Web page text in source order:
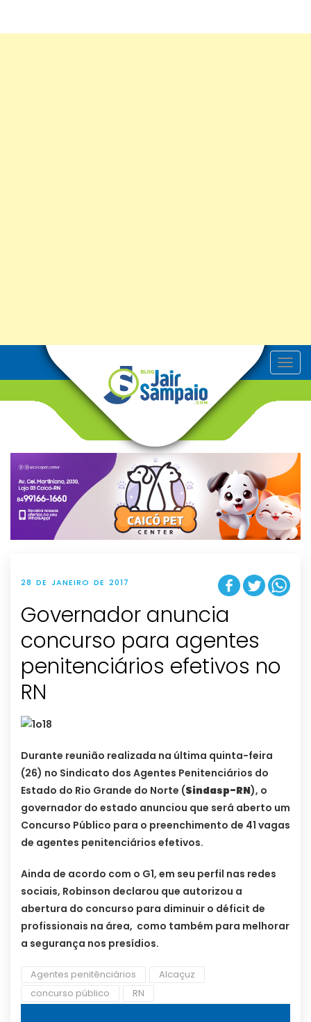
T
o
v
g
t
i
o
n
28 DE JANEIRO DE 2017
Governador anuncia
concurso para agentes
penitenciários efetivos no
RN
Durante reunião realizada na última quinta-feira
(26) no Sindicato dos Agentes Penitenciários do
Estado do Rio Grande do Norte (Sindasp-RN), o
governador do estado anunciou que será aberto um
Concurso Público para o preenchimento de 41 vagas
de agentes penitenciários efetivos.
Ainda de acordo com o G1, em seu perfil nas redes
sociais, Robinson declarou que autorizou a
abertura do concurso para diminuir o déficit de
profissionais na área, como também para melhorar
a segurança nos presídios.
Agentes penitênciários
Alcaçuz
concurso público
RN